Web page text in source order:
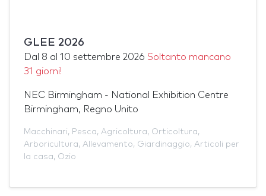
GLEE 2026
Dal 8 al 10 settembre 2026 Soltanto mancano
31 giorni!
NEC Birmingham - National Exhibition Centre
Birmingham, Regno Unito
Macchinari, Pesca, Agricoltura, Orticoltura,
Arboricultura, Allevamento, Giardinaggio, Articoli per
la casa, Ozio